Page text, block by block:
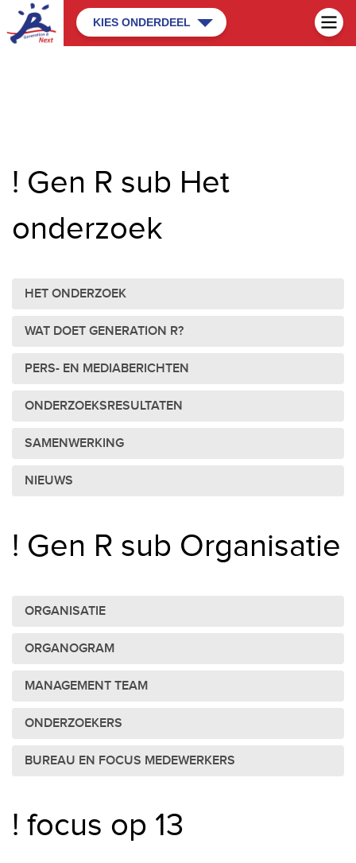
KIES ONDERDEEL
! Gen R sub Het
onderzoek
HET ONDERZOEK
WAT DOET GENERATION R?
PERS- EN MEDIABERICHTEN
ONDERZOEKSRESULTATEN
SAMENWERKING
NIEUWS
! Gen R sub Organisatie
ORGANISATIE
ORGANOGRAM
MANAGEMENT TEAM
ONDERZOEKERS
BUREAU EN FOCUS MEDEWERKERS
! focus op 13